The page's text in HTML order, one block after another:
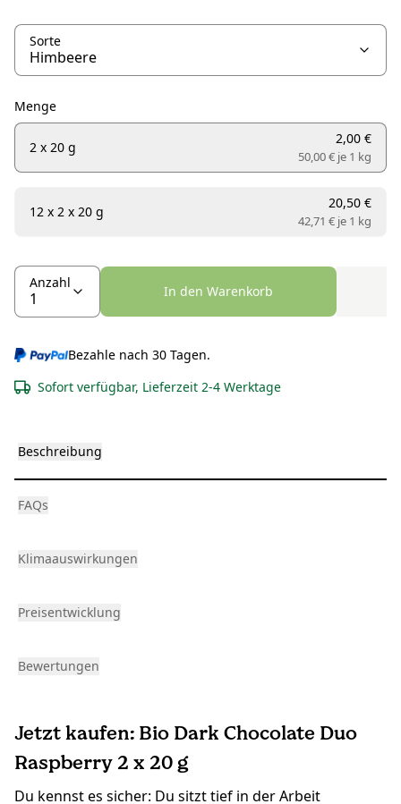
Sorte
Menge
2 x 20 g
2,00 €
50,00 € je 1 kg
12 x 2 x 20 g
20,50 €
42,71 € je 1 kg
Anzahl
In den Warenkorb
Bezahle nach 30 Tagen.
Sofort verfügbar, Lieferzeit 2-4 Werktage
Beschreibung
FAQs
Klimaauswirkungen
Preisentwicklung
Bewertungen
Jetzt kaufen: Bio Dark Chocolate Duo
Raspberry 2 x 20 g
Du kennst es sicher: Du sitzt tief in der Arbeit